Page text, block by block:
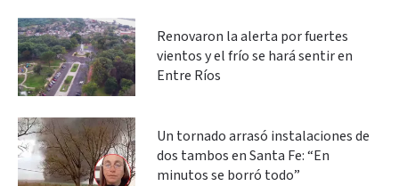
Renovaron la alerta por fuertes
vientos y el frío se hará sentir en
Entre Ríos
Un tornado arrasó instalaciones de
dos tambos en Santa Fe: “En
minutos se borró todo”